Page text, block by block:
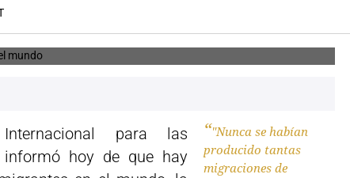
"Nunca se habían
producido tantas
migraciones de
para las
informó hoy de que hay